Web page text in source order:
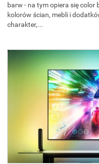
barw - na tym opiera się color
kolorów ścian, mebli i
charakter,...